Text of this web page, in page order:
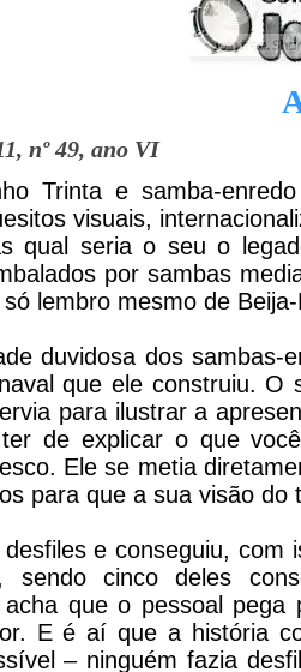
nº 49, ano VI
Trinta e samba-
visuais,
qual seria o seu o
por sambas
lembro mesmo de
duvidosa dos
que ele construiu.
para ilustrar a
de explicar o que
Ele se metia
para que a sua visão do
e conseguiu,
sendo cinco deles
acha que o pessoal
E é aí que a história
– ninguém fazia